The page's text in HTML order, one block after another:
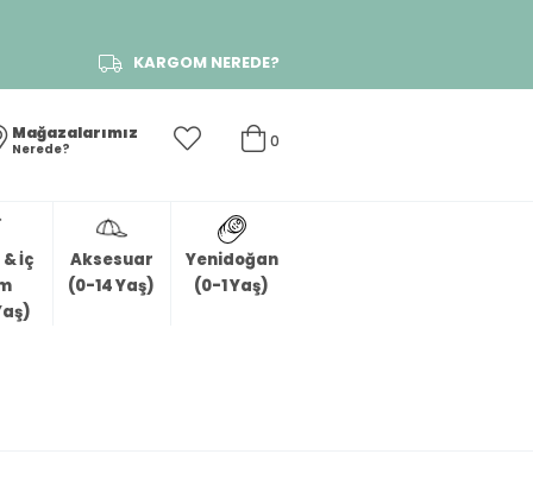
KARGOM NEREDE?
0
Mağazalarımız
Nerede?
İç
Aksesuar
(0-14 Yaş)
Yenidoğan
(0-1 Yaş)